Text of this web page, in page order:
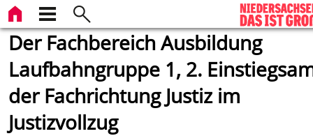
Der Fachbereich Ausbildung
Laufbahngruppe 1, 2.
der Fachrichtung Justiz im
Justizvollzug